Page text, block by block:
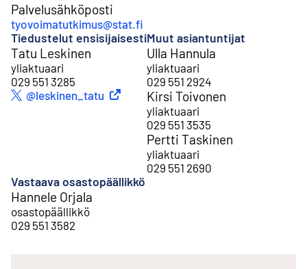
Palvelusähköposti
tyovoimatutkimus@stat.fi
Tiedustelut ensisijaisesti
Tatu Leskinen
yliaktuaari
029 551 3285
Ulkoinen linkkiTwitter
@leskinen_tatu
Muut asiantuntijat
Ulla Hannula
yliaktuaari
029 551 2924
Kirsi Toivonen
yliaktuaari
029 551 3535
Pertti Taskinen
yliaktuaari
029 551 2690
Vastaava osastopäällikkö
Hannele Orjala
osastopäällikkö
029 551 3582